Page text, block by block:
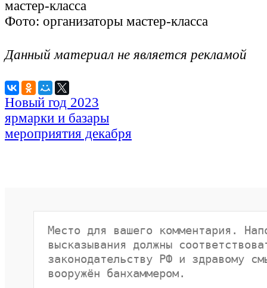
Фото: организаторы мастер-класса
Данный материал не является рекламой
Новый год 2023
ярмарки и базары
мероприятия декабря